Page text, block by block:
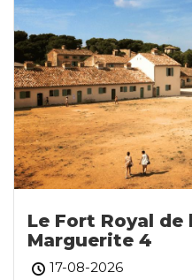
Le Fort Royal de
Marguerite 4
17-08-2026